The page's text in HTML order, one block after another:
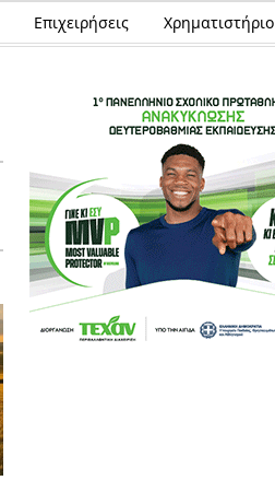
Επιχειρήσεις Χρηματιστήριο